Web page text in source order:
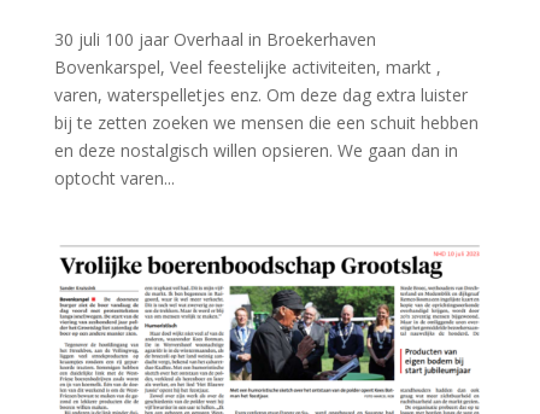
30 juli 100 jaar Overhaal in Broekerhaven
Bovenkarspel, Veel feestelijke activiteiten, markt ,
varen, waterspelletjes enz. Om deze dag extra luister
bij te zetten zoeken we mensen die een schuit hebben
en deze nostalgisch willen opsieren. We gaan dan in
optocht varen...